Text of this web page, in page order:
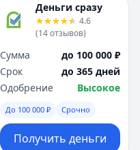
Деньги сразу
4.6
(14отзывов)
Сумма
до 100 000 ₽
Срок
до 365 дней
Одобрение
Высокое
До 100 000 ₽ Срочно
Получить деньги